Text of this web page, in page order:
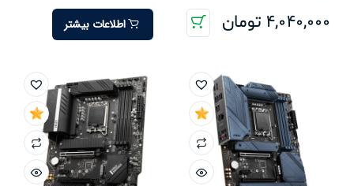
4,040,000 تومان اطلاعات بیشتر